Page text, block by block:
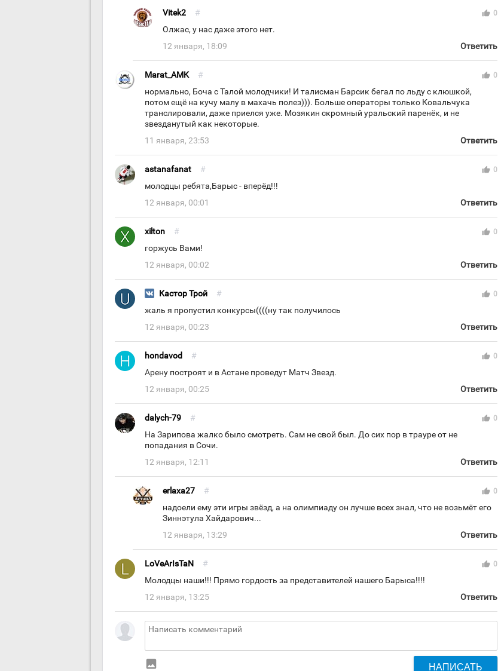
Vitek2 # thumb_up 0
Олжас, у нас даже этого нет.
12 января, 18:09
Ответить
Marat_AMK # thumb_up 0
нормально, Боча с Талой молодчики! И талисман Барсик бегал по льду с клюшкой,
потом ещё на кучу малу в махачь полез))). Больше операторы только Ковальчука
транслировали, даже приелся уже. Мозякин скромный уральский паренёк, и не
звезданутый как некоторые.
11 января, 23:53
Ответить
astanafanat # thumb_up 0
молодцы ребята,Барыс - вперёд!!!
12 января, 00:01
Ответить
xilton # thumb_up 0
горжусь Вами!
12 января, 00:02
Ответить
Кастор Трой # thumb_up 0
жаль я пропустил конкурсы((((ну так получилось
12 января, 00:23
Ответить
hondavod # thumb_up 0
Арену построят и в Астане проведут Матч Звезд.
12 января, 00:25
Ответить
dalych-79 # thumb_up 0
На Зарипова жалко было смотреть. Сам не свой был. До сих пор в трауре от не
попадания в Сочи.
12 января, 12:11
Ответить
erlaxa27 # thumb_up 0
надоели ему эти игры звёзд, а на олимпиаду он лучше всех знал, что не возьмёт его
Зиннэтула Хайдарович...
12 января, 13:29
Ответить
LoVeArIsTaN # thumb_up 0
Молодцы наши!!! Прямо гордость за представителей нашего Барыса!!!!
12 января, 13:25
Ответить
insert_photo НАПИСАТЬ